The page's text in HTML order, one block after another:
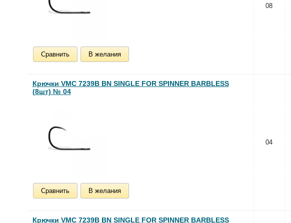
Сравнить В желания
08
Крючки VMC 7239B BN SINGLE FOR SPINNER BARBLESS
(8шт) № 04
Сравнить В желания
04
Крючки VMC 7239B BN SINGLE FOR SPINNER BARBLESS